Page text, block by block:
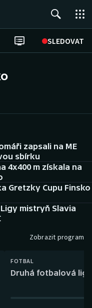
SLEDOVAT
zapsali na ME
sbírku
4x400 m získala na
Gretzky Cupu Finsko
mistryň Slavia
Zobrazit program
FOTBAL
Druhá fotbalová